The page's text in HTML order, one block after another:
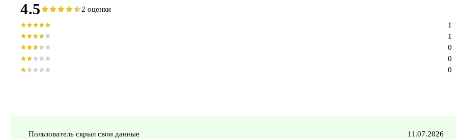
4.5 2 оценки
0
0
0
1
1
Пользователь скрыл свои данные 11.07.2026